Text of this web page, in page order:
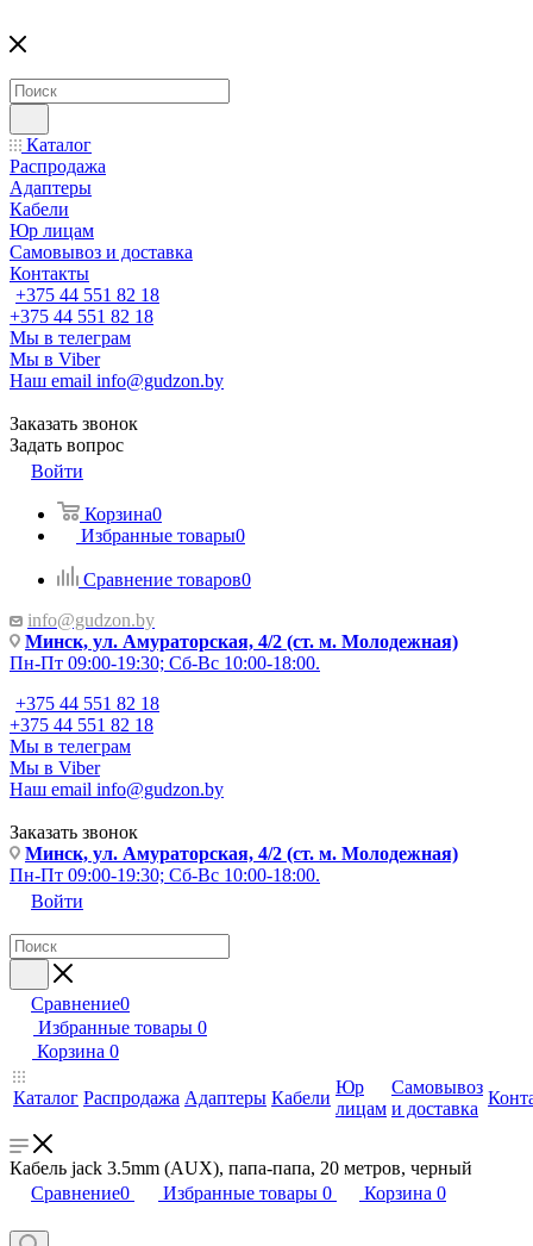
Каталог
Распродажа
Адаптеры
Кабели
Юр лицам
Самовывоз и доставка
Контакты
+375 44 551 82 18
+375 44 551 82 18
Мы в телеграм
Мы в Viber
Наш email info@gudzon.by
Заказать звонок
Задать вопрос
Войти
Корзина0
Избранные товары0
Сравнение товаров0
info@gudzon.by
Минск, ул. Амураторская, 4/2 (ст. м. Молодежная)
Пн-Пт 09:00-19:30; Сб-Вс 10:00-18:00.
+375 44 551 82 18
+375 44 551 82 18
Мы в телеграм
Мы в Viber
Наш email info@gudzon.by
Заказать звонок
Минск, ул. Амураторская, 4/2 (ст. м. Молодежная)
Пн-Пт 09:00-19:30; Сб-Вс 10:00-18:00.
Войти
Сравнение0
Избранные товары 0
Корзина 0
Каталог Распродажа Адаптеры Кабели
Юр
лицам
Самовывоз
и доставка
Кабель jack 3.5mm (AUX), папа-папа, 20 метров, черный
Сравнение0 Избранные товары 0 Корзина 0